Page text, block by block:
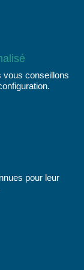
vous conseillons
pour leur